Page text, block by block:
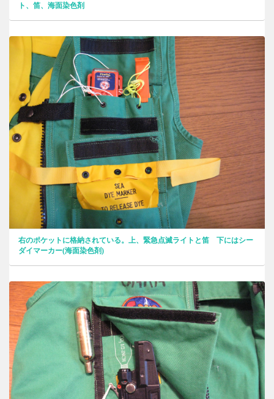
ト、笛、海面染色剤
右のポケットに格納されている。上、緊急点滅ライトと笛 下にはシー
ダイマーカー(海面染色剤)